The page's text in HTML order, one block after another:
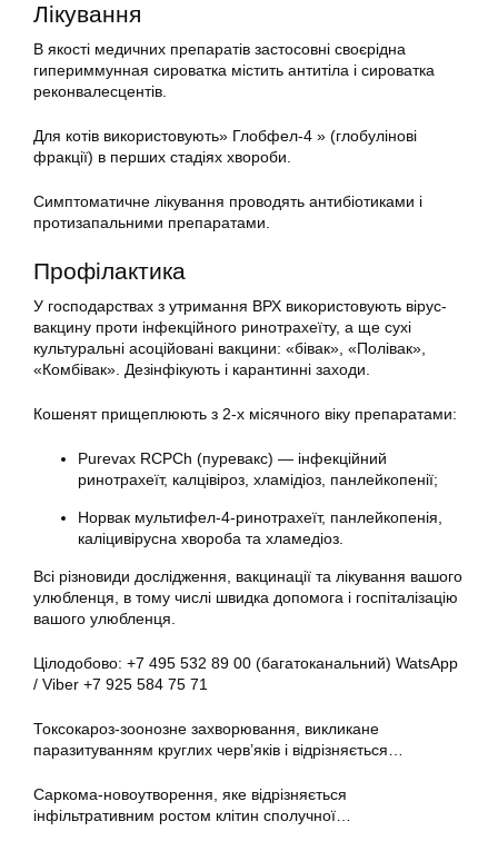
Лікування
В якості медичних препаратів застосовні своєрідна
гипериммунная сироватка містить антитіла і сироватка
реконвалесцентів.
Для котів використовують» Глобфел-4 » (глобулінові
фракції) в перших стадіях хвороби.
Симптоматичне лікування проводять антибіотиками і
протизапальними препаратами.
Профілактика
У господарствах з утримання ВРХ використовують вірус-
вакцину проти інфекційного ринотрахеїту, а ще сухі
культуральні асоційовані вакцини: «бівак», «Полівак»,
«Комбівак». Дезінфікують і карантинні заходи.
Кошенят прищеплюють з 2-х місячного віку препаратами:
Purevax RCPCh (пуревакс) — інфекційний
ринотрахеїт, калцівіроз, хламідіоз, панлейкопенії;
Норвак мультифел-4-ринотрахеїт, панлейкопенія,
каліцивірусна хвороба та хламедіоз.
Всі різновиди дослідження, вакцинації та лікування вашого
улюбленця, в тому числі швидка допомога і госпіталізацію
вашого улюбленця.
Цілодобово: +7 495 532 89 00 (багатоканальний) WatsApp
/ Viber +7 925 584 75 71
Токсокароз-зоонозне захворювання, викликане
паразитуванням круглих черв’яків і відрізняється…
Саркома-новоутворення, яке відрізняється
інфільтративним ростом клітин сполучної…